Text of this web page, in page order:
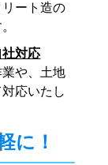
ート造の
対応
や、土地
応いたし
に！